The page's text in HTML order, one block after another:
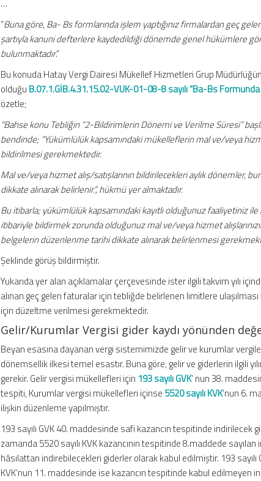
…
“Buna göre, Ba- Bs formlarında işlem yaptığınız firmalardan geç
şartıyla kanuni defterlere kaydedildiği dönemde genel hükümlere
bulunmaktadır.”
Bu konuda Hatay Vergi Dairesi Mükellef Hizmetleri Grup
olduğu B.07.1.GİB.4.31.15.02-VUK-01-08-8 sayılı “Ba-Bs
özetle;
“Bahse konu Tebliğin “2-Bildirimlerin Dönemi ve Verilme Süresi”
bendinde; “Yükümlülük kapsamındaki mükelleflerin mal ve/veya
bildirilmesi gerekmektedir.
Mal ve/veya hizmet alış/satışlarının bildirilecekleri aylık dönemler,
dikkate alınarak belirlenir.”, hükmü yer almaktadır.
Bu itibarla; yükümlülük kapsamındaki kayıtlı olduğunuz faaliyetiniz ile
itibariyle bildirmek zorunda olduğunuz mal ve/veya hizmet
belgelerin düzenlenme tarihi dikkate alınarak belirlenmesi
Şeklinde görüş bildirmiştir.
Yukarıda yer alan açıklamalar çerçevesinde ister ilgili takvim yılı
alınan geç gelen faturalar için tebliğde belirlenen limitlere
için düzeltme verilmesi gerekmektedir.
Gelir/Kurumlar Vergisi gider kaydı yönünden
Beyan esasına dayanan vergi sistemimizde gelir ve kurumlar
dönemsellik ilkesi temel esastır. Buna göre, gelir ve giderlerin ilgili
gerekir. Gelir vergisi mükellefleri için 193 sayılı GVK’ nun 38.
tespiti, Kurumlar vergisi mükellefleri içinse 5520 sayılı KVK’nun 6.
ilişkin düzenleme yapılmıştır.
193 sayılı GVK 40. maddesinde safi kazancın tespitinde indirilecek
zamanda 5520 sayılı KVK kazancının tespitinde 8.maddede
hâsılattan indirebilecekleri giderler olarak kabul edilmiştir. 193 sayılı
KVK’nun 11. maddesinde ise kazancın tespitinde kabul edilmeyen